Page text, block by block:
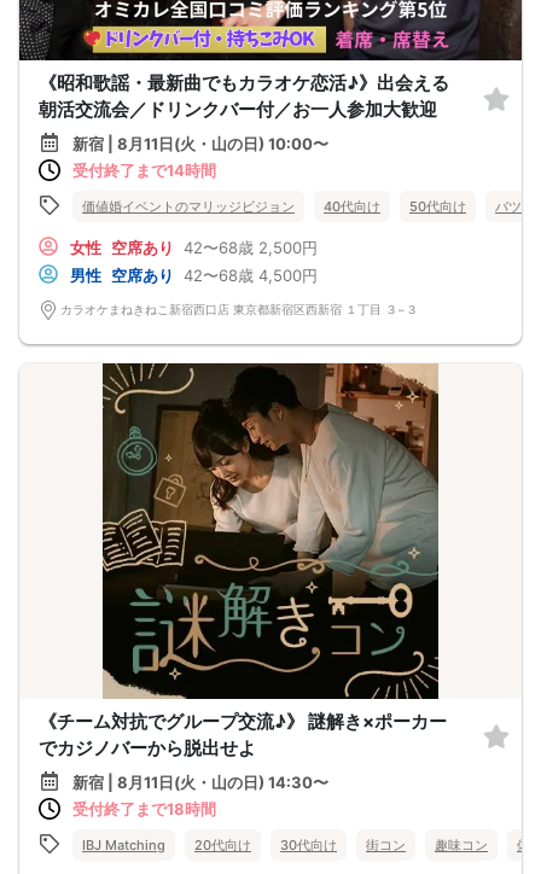
《昭和歌謡・最新曲でもカラオケ恋活♪》出会える
朝活交流会／ドリンクバー付／お一人参加大歓迎
新宿 | 8月11日(火・山の日) 10:00〜
受付終了まで14時間
価値婚イベントのマリッジビジョン 40代向け 50代向け バツイ
女性 空席あり 42〜68歳 2,500円
男性 空席あり 42〜68歳 4,500円
カラオケまねきねこ新宿西口店 東京都新宿区西新宿 １丁目 ３−３
《チーム対抗でグループ交流♪》 謎解き×ポーカー
でカジノバーから脱出せよ
新宿 | 8月11日(火・山の日) 14:30〜
受付終了まで18時間
IBJ Matching 20代向け 30代向け 街コン 趣味コン 体